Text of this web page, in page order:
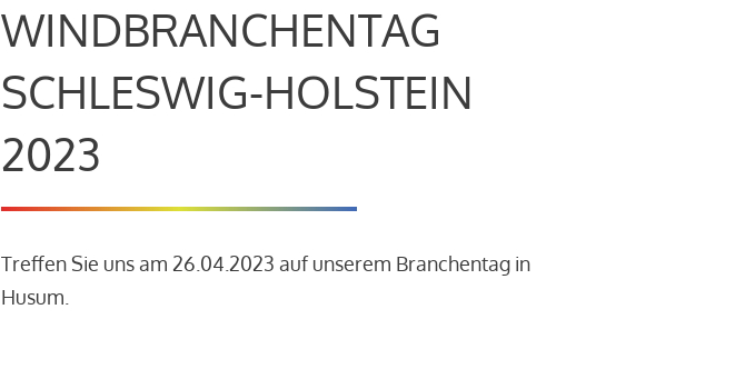
WINDBRANCHENTAG
SCHLESWIG-HOLSTEIN
2023
Treffen Sie uns am 26.04.2023 auf unserem Branchentag in
Husum.